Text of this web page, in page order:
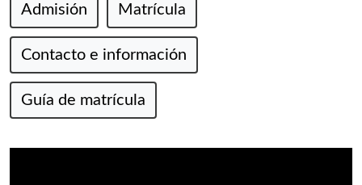
Admisión Matrícula
Contacto e información
Guía de matrícula